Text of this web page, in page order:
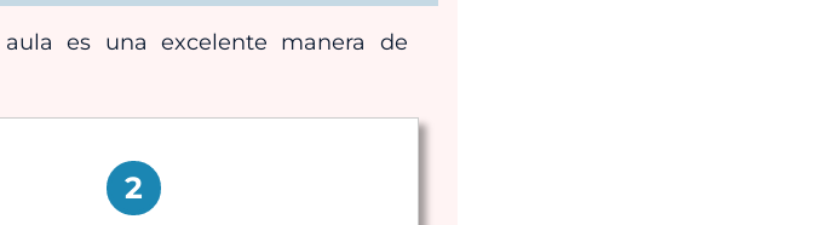
es una excelente manera de
2